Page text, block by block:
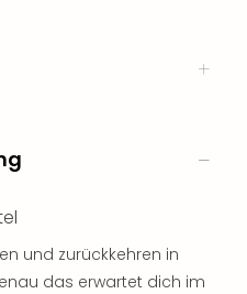
und zurückkehren in
das erwartet dich im